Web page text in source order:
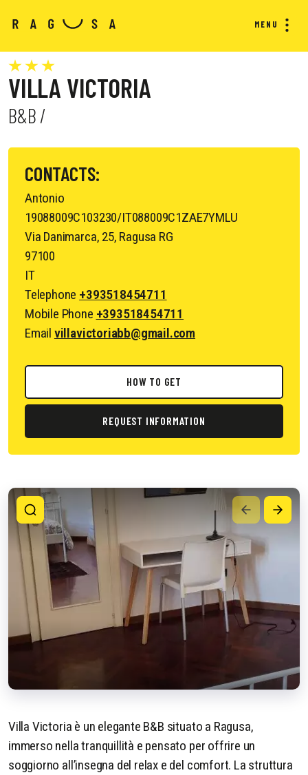
MENU
VILLA VICTORIA
B&B /
CONTACTS:
Antonio
19088009C103230/IT088009C1ZAE7YMLU
Via Danimarca, 25, Ragusa RG
97100
IT
Telephone +393518454711
Mobile Phone +393518454711
Email villavictoriabb@gmail.com
HOW TO GET
REQUEST INFORMATION
Villa Victoria è un elegante B&B situato a Ragusa,
immerso nella tranquillità e pensato per offrire un
soggiorno all’insegna del relax e del comfort. La struttura